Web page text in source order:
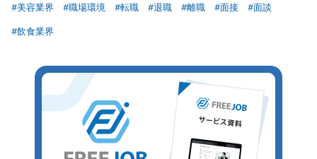
#美容業界
#職場環境 #転職 #退職 #離職 #面接
#面談
#飲食業界